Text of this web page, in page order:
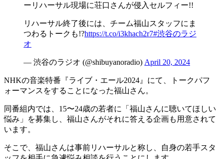
ーリハーサル現場に荘口さんが侵入セルフィー!!
リハーサル終了後には、チーム福山スタッフにま
つわるトークも!?https://t.co/i3khach2r7#渋谷のラジ
オ
— 渋谷のラジオ (@shibuyanoradio) April 20, 2024
NHKの音楽特番『ライブ・エール2024』にて、トークパフ
ォーマンスをすることになった福山さん。
同番組内では、15〜24歳の若者に「福山さんに聴いてほしい
悩み」を募集し、福山さんがそれに答える企画も用意されて
います。
そこで、福山さんは事前リハーサルと称し、自身の若手スタ